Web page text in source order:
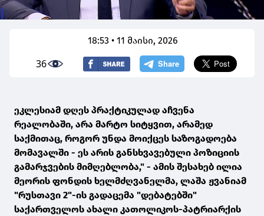
18:53 • 11 მაისი, 2026
36
ეკლესიამ დღეს პრაქტიკულად აჩვენა
რეალობაში, არა მარტო სიტყვით, არამედ
საქმითაც, როგორ უნდა მოიქცეს საზოგადოება
მომავალში - ეს არის განსხვავებული პოზიციის
გამარჯვების მიმღებლობა," - ამის შესახებ ილია
მეორის ფონდის ხელმძღვანელმა, ლაშა ჟვანიამ
"რუსთავი 2"-ის გადაცემა "დებატებში"
საქართველოს ახალი კათოლიკოს-პატრიარქის